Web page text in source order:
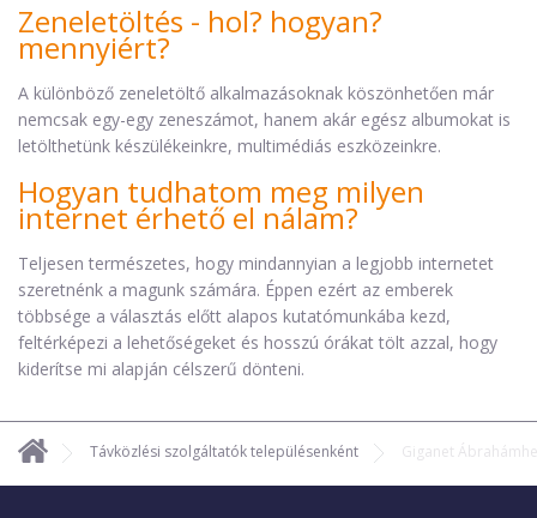
Zeneletöltés - hol? hogyan?
mennyiért?
A különböző zeneletöltő alkalmazásoknak köszönhetően már
nemcsak egy-egy zeneszámot, hanem akár egész albumokat is
letölthetünk készülékeinkre, multimédiás eszközeinkre.
Hogyan tudhatom meg milyen
internet érhető el nálam?
Teljesen természetes, hogy mindannyian a legjobb internetet
szeretnénk a magunk számára. Éppen ezért az emberek
többsége a választás előtt alapos kutatómunkába kezd,
feltérképezi a lehetőségeket és hosszú órákat tölt azzal, hogy
kiderítse mi alapján célszerű dönteni.
Távközlési szolgáltatók településenként Giganet